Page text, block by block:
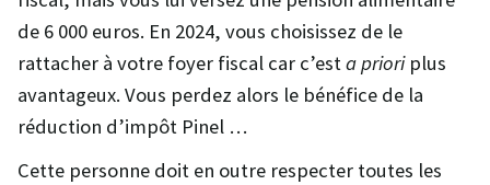
de 6 000 euros. En 2024, vous choisissez de le
rattacher à votre foyer fiscal car c’esta prioriplus
avantageux. Vous perdez alors le bénéfice de la
réduction d’impôt Pinel …
Cette personne doit en outre respecter toutes les